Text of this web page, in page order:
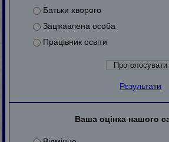
Батьки хворого
Зацікавлена особа
Працівник освіти
Результати
Ваша оцінка нашого